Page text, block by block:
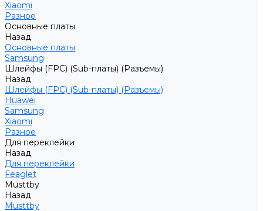
Xiaomi
Разное
Основные платы
Назад
Основные платы
Samsung
Шлейфы (FPC) (Sub-платы) (Разъемы)
Назад
Шлейфы (FPC) (Sub-платы) (Разъемы)
Huawei
Samsung
Xiaomi
Разное
Для переклейки
Назад
Для переклейки
Feaglet
Musttby
Назад
Musttby